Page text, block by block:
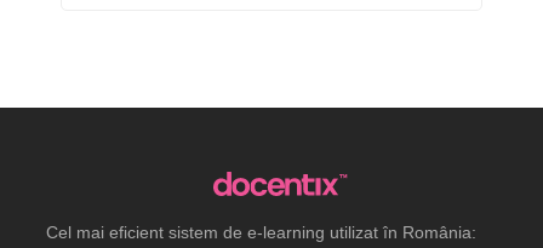
Cel mai eficient sistem de e-learning utilizat în România: